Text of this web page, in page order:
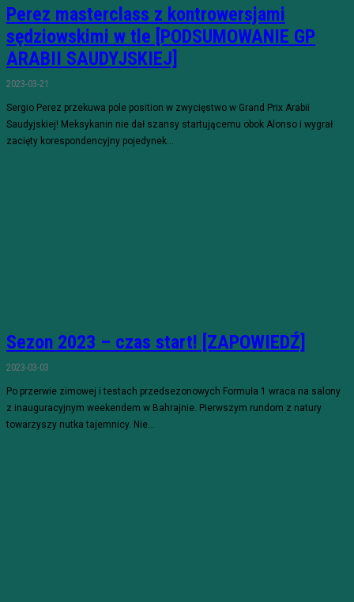
Perez masterclass z kontrowersjami
sędziowskimi w tle [PODSUMOWANIE GP
ARABII SAUDYJSKIEJ]
2023-03-21
Sergio Perez przekuwa pole position w zwycięstwo w Grand Prix Arabii
Saudyjskiej! Meksykanin nie dał szansy startującemu obok Alonso i wygrał
zacięty korespondencyjny pojedynek...
Sezon 2023 – czas start! [ZAPOWIEDŹ]
2023-03-03
Po przerwie zimowej i testach przedsezonowych Formuła 1 wraca na salony
z inauguracyjnym weekendem w Bahrajnie. Pierwszym rundom z natury
towarzyszy nutka tajemnicy. Nie...